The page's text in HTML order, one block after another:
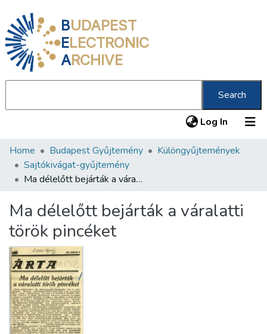
BUDAPEST
ELECTRONIC
ARCHIVE
Search
Log In (current)
Communities & Collections
All of DSpace
About us
Home Budapest Gyűjtemény
Különgyűjtemények
Sajtókivágat-gyűjtemény
Ma délelőtt bejárták a váralatti török pincéket
Ma délelőtt bejárták a váralatti
török pincéket